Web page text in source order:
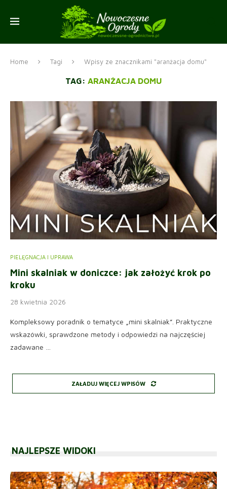
Home Tagi Wpisy ze znacznikami "aranżacja domu"
TAG: ARANŻACJA DOMU
PIELĘGNACJA I UPRAWA
Mini skalniak w doniczce: jak założyć krok po
kroku
28 kwietnia 2026
Kompleksowy poradnik o tematyce „mini skalniak”. Praktyczne
wskazówki, sprawdzone metody i odpowiedzi na najczęściej
zadawane …
ZAŁADUJ WIĘCEJ WPISÓW
NAJLEPSZE WIDOKI